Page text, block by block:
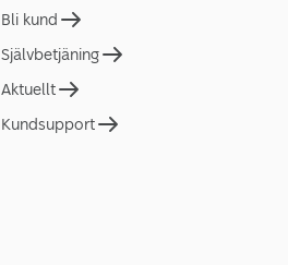
Bli kund
Självbetjäning
Aktuellt
Kundsupport